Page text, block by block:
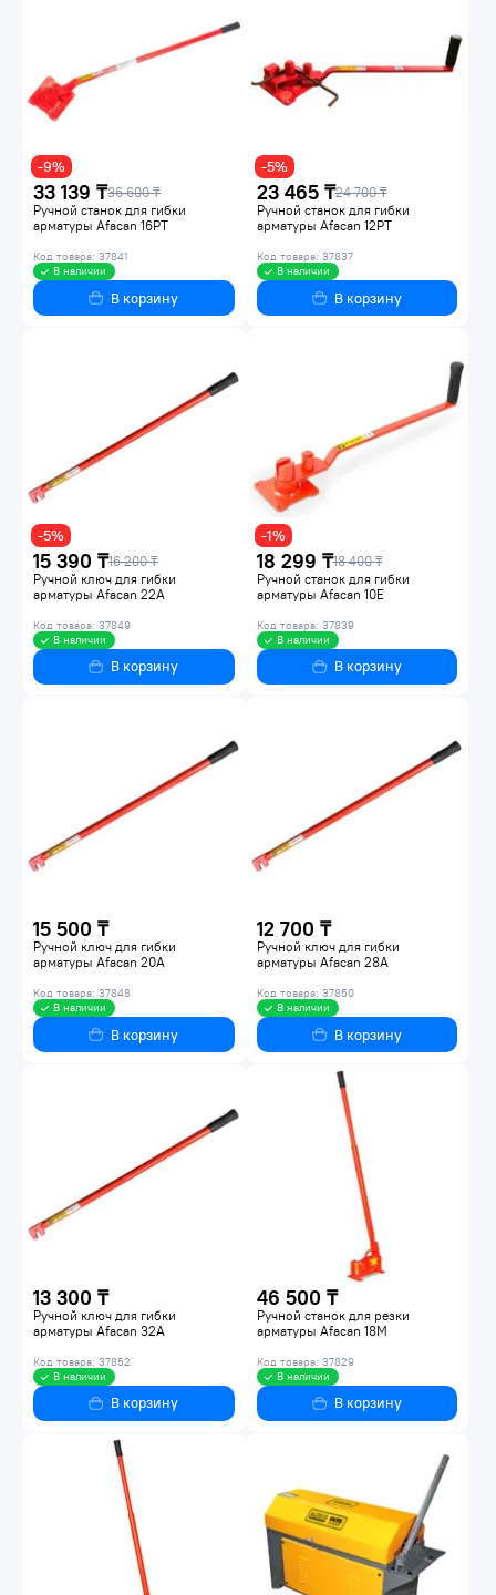
33 139 ₸36 600 ₸
-9%
Ручной станок для гибки
арматуры Afacan 16PT
Код товара: 37841
В наличии
В корзину
23 465 ₸24 700 ₸
-5%
Ручной станок для гибки
арматуры Afacan 12РТ
Код товара: 37837
В наличии
В корзину
15 390 ₸16 200 ₸
-5%
Ручной ключ для гибки
арматуры Afacan 22А
Код товара: 37849
В наличии
В корзину
18 299 ₸18 400 ₸
-1%
Ручной станок для гибки
арматуры Afacan 10Е
Код товара: 37839
В наличии
В корзину
15 500 ₸
Ручной ключ для гибки
арматуры Afacan 20А
Код товара: 37848
В наличии
В корзину
12 700 ₸
Ручной ключ для гибки
арматуры Afacan 28А
Код товара: 37850
В наличии
В корзину
13 300 ₸
Ручной ключ для гибки
арматуры Afacan 32А
Код товара: 37852
В наличии
В корзину
46 500 ₸
Ручной станок для резки
арматуры Afacan 18М
Код товара: 37829
В наличии
В корзину